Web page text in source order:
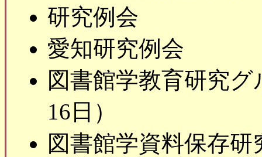
研究例会
愛知研究例会
図書館学教育研究
16日）
図書館学資料保存